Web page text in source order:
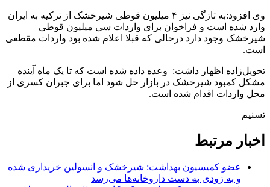
وی افزود:به تازگی نیز ۴ میلیون قوطی شیرخشک از ترکیه به ایران
وارد شده است و فراخوان برای واردات سی میلیون قوطی
شیرخشک وجود دارد درحالی که قبلا اعلام شده بود واردات مقطعی
است.
تحویل‌زاده اظهار داشت: وعده داده شده است که تا یک ماه آینده
مشکل کمبود شیرخشک در بازار حل شود اما برای جبران کسری از
محل واردات اقدام شده است.
تسنیم
اخبار مرتبط
عضو کمیسیون بهداشت: شیرخشک و انسولین خریداری شده
و به زودی به دست داروخانه‌ها می‌رسد